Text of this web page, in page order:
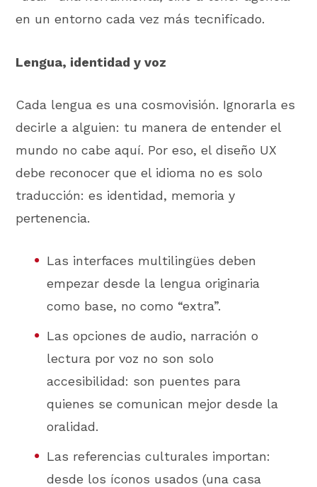
en un entorno cada vez más tecnificado.
Lengua, identidad y voz
Cada lengua es una cosmovisión. Ignorarla es
decirle a alguien: tu manera de entender el
mundo no cabe aquí. Por eso, el diseño UX
debe reconocer que el idioma no es solo
traducción: es identidad, memoria y
pertenencia.
Las interfaces multilingües deben
empezar desde la lengua originaria
como base, no como “extra”.
Las opciones de audio, narración o
lectura por voz no son solo
accesibilidad: son puentes para
quienes se comunican mejor desde la
oralidad.
Las referencias culturales importan:
desde los íconos usados (una casa